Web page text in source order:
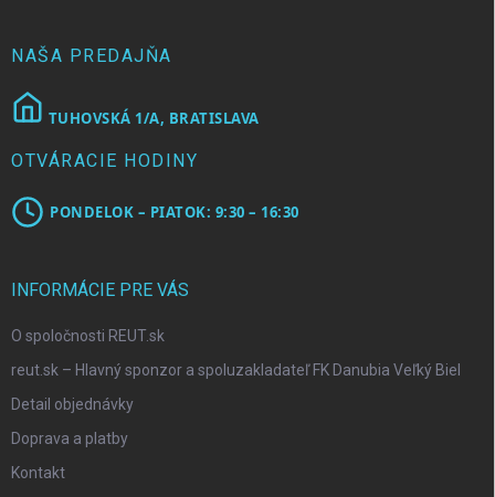
NAŠA PREDAJŇA
TUHOVSKÁ 1/A, BRATISLAVA
OTVÁRACIE HODINY
PONDELOK – PIATOK: 9:30 – 16:30
INFORMÁCIE PRE VÁS
O spoločnosti REUT.sk
reut.sk – Hlavný sponzor a spoluzakladateľ FK Danubia Veľký Biel
Detail objednávky
Doprava a platby
Kontakt